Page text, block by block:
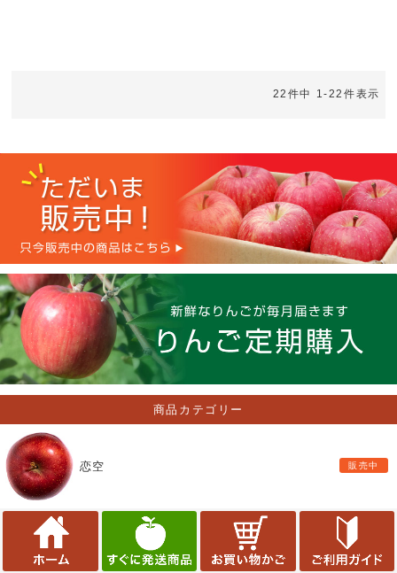
22 件中 1-22 件表示
商品カテゴリー
恋空
ロングライフ有袋ふじ